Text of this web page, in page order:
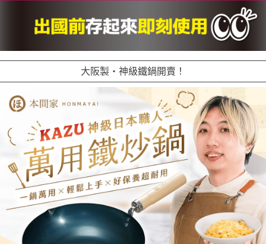
大阪製・神級鐵鍋開賣！